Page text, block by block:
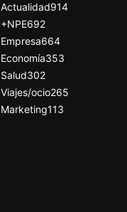
Actualidad914
+NPE692
Empresa664
Economía353
Salud302
Viajes/ocio265
Marketing113